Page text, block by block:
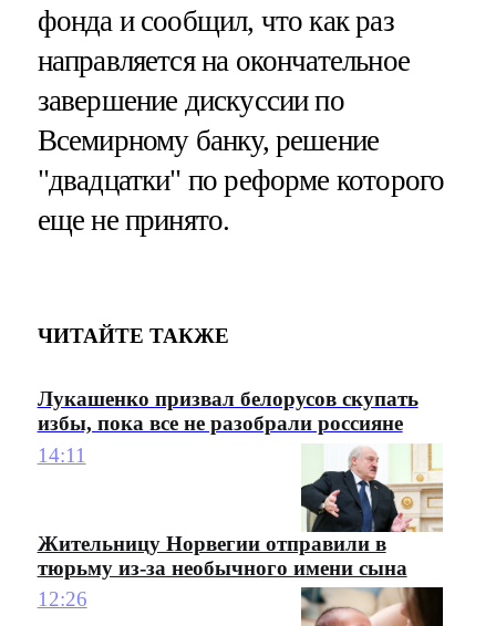
фонда и сообщил, что как раз
направляется на окончательное
завершение дискуссии по
Всемирному банку, решение
"двадцатки" по реформе которого
еще не принято.
ЧИТАЙТЕ ТАКЖЕ
Лукашенко призвал белорусов скупать
избы, пока все не разобрали россияне
14:11
Жительницу Норвегии отправили в
тюрьму из-за необычного имени сына
12:26